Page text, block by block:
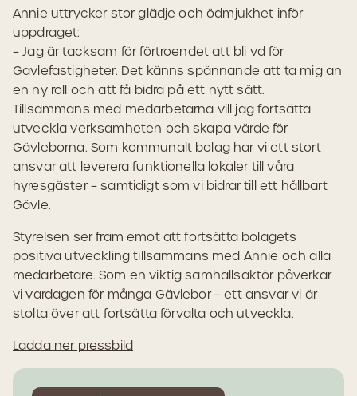
Annie uttrycker stor glädje och ödmjukhet inför
uppdraget:
– Jag är tacksam för förtroendet att bli vd för
Gavlefastigheter. Det känns spännande att ta mig an
en ny roll och att få bidra på ett nytt sätt.
Tillsammans med medarbetarna vill jag fortsätta
utveckla verksamheten och skapa värde för
Gävleborna. Som kommunalt bolag har vi ett stort
ansvar att leverera funktionella lokaler till våra
hyresgäster – samtidigt som vi bidrar till ett hållbart
Gävle.
Styrelsen ser fram emot att fortsätta bolagets
positiva utveckling tillsammans med Annie och alla
medarbetare. Som en viktig samhällsaktör påverkar
vi vardagen för många Gävlebor – ett ansvar vi är
stolta över att fortsätta förvalta och utveckla.
Ladda ner pressbild